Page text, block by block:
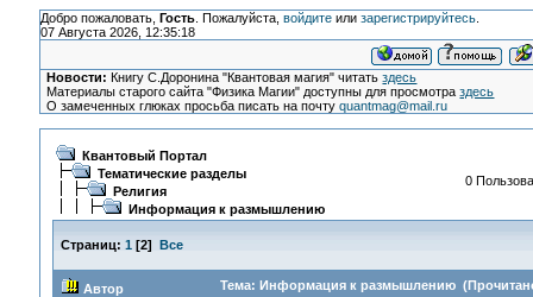
Добро пожаловать, Гость. Пожалуйста, войдитеили зарегистрируйтесь.
07 Августа 2026, 12:35:18
Новости: Книгу С.Доронина "Квантовая магия" читатьздесь
Материалы старого сайта "Физика Магии" доступны для просмотраздесь
О замеченных глюках просьба писать на почтуquantmag@mail.ru
Квантовый Портал
Тематические разделы
Религия
Информация к размышлению
0
Страниц: 1 [2] Все
Автор Тема: Информация к размышлению